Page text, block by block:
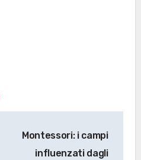
Montessori: i campi
influenzati dagli